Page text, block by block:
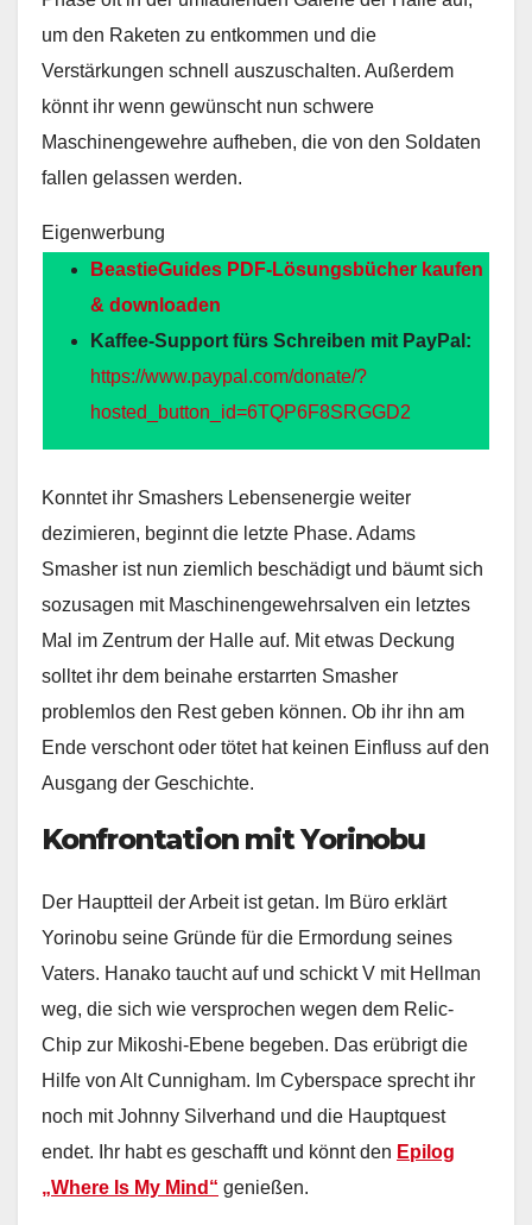
um den Raketen zu entkommen und die
Verstärkungen schnell auszuschalten. Außerdem
könnt ihr wenn gewünscht nun schwere
Maschinengewehre aufheben, die von den Soldaten
fallen gelassen werden.
Eigenwerbung
BeastieGuides PDF-Lösungsbücher kaufen
& downloaden
Kaffee-Support fürs Schreiben mit PayPal:
https://www.paypal.com/donate/?
hosted_button_id=6TQP6F8SRGGD2
Konntet ihr Smashers Lebensenergie weiter
dezimieren, beginnt die letzte Phase. Adams
Smasher ist nun ziemlich beschädigt und bäumt sich
sozusagen mit Maschinengewehrsalven ein letztes
Mal im Zentrum der Halle auf. Mit etwas Deckung
solltet ihr dem beinahe erstarrten Smasher
problemlos den Rest geben können. Ob ihr ihn am
Ende verschont oder tötet hat keinen Einfluss auf den
Ausgang der Geschichte.
Konfrontation mit Yorinobu
Der Hauptteil der Arbeit ist getan. Im Büro erklärt
Yorinobu seine Gründe für die Ermordung seines
Vaters. Hanako taucht auf und schickt V mit Hellman
weg, die sich wie versprochen wegen dem Relic-
Chip zur Mikoshi-Ebene begeben. Das erübrigt die
Hilfe von Alt Cunnigham. Im Cyberspace sprecht ihr
noch mit Johnny Silverhand und die Hauptquest
endet. Ihr habt es geschafft und könnt den Epilog
„Where Is My Mind“ genießen.